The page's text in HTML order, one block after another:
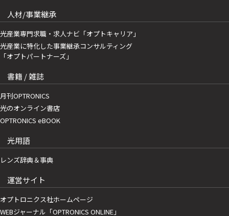
人材/事業継承
光産業専門求職・求人ナビ「オプトキャリア」
光産業に特化した事業継承コンサルティング
「オプトパートナーズ」
書籍 / 雑誌
月刊OPTRONICS
光のオンライン書店
OPTRONICS eBOOK
光用語
レンズ辞典＆事典
運営サイト
オプトロニクス社ホームページ
WEBジャーナル「OPTRONICS ONLINE」